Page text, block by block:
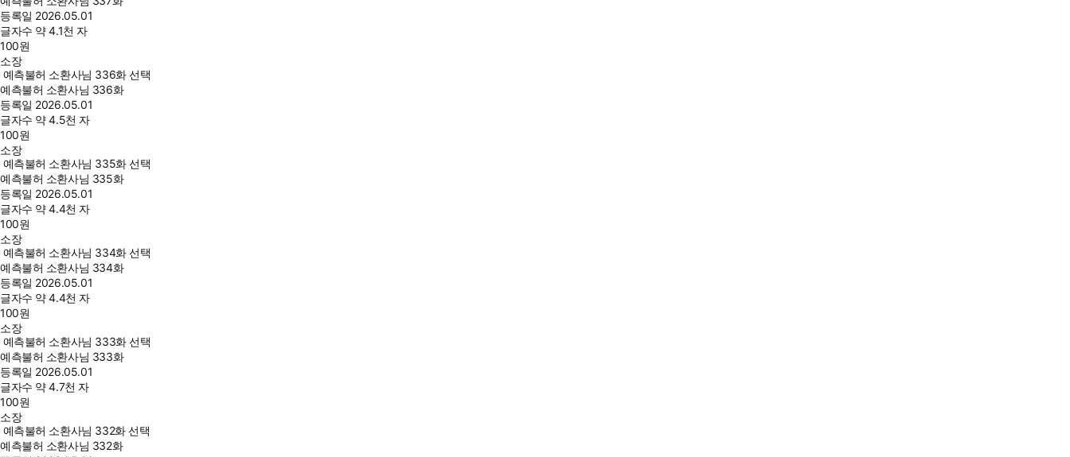
등록일 2026.05.01
글자수 약 4.1천 자
100원
소장
예측불허 소환사님 336화 선택
예측불허 소환사님 336화
등록일 2026.05.01
글자수 약 4.5천 자
100원
소장
예측불허 소환사님 335화 선택
예측불허 소환사님 335화
등록일 2026.05.01
글자수 약 4.4천 자
100원
소장
예측불허 소환사님 334화 선택
예측불허 소환사님 334화
등록일 2026.05.01
글자수 약 4.4천 자
100원
소장
예측불허 소환사님 333화 선택
예측불허 소환사님 333화
등록일 2026.05.01
글자수 약 4.7천 자
100원
소장
예측불허 소환사님 332화 선택
예측불허 소환사님 332화